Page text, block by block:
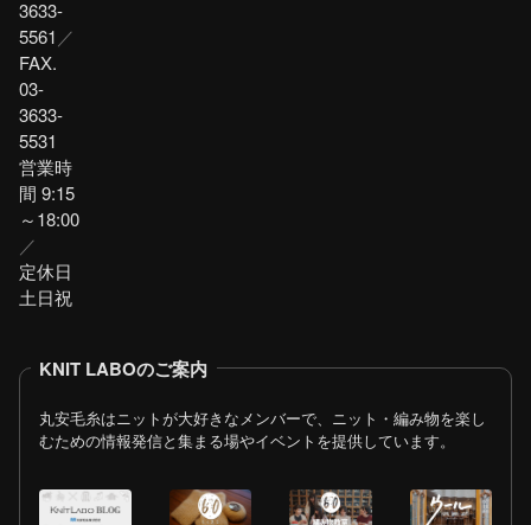
3633-
5561 ／
FAX.
03-
3633-
5531
営業時
間 9:15
～18:00
／
定休日
土日祝
KNIT LABOのご案内
丸安毛糸はニットが大好きなメンバーで、ニット・編み物を楽し
むための情報発信と集まる場やイベントを提供しています。